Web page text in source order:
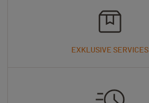
EXKLUSIVE SERVICES